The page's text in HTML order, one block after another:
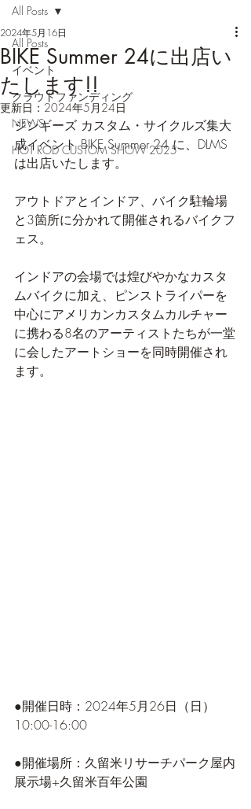
All Posts
イベント
クラウドファンディング
NEWS
HOT ROD CUSTOM SHOW 2025
All Posts
BIKE Summer 24に出店い
たします!!
2024年5月16日
更新日： 2024年5月24日
ジンギーズ カスタム・サイクルズ集大
成イベント BIKE Summer 24 に、DLMS
は出店いたします。
アウトドアとインドア、バイク駐輪場
と3箇所に分かれて開催されるバイクフ
ェス。
インドアの会場では煌びやかなカスタ
ムバイクに加え、ピンストライパーを
中心にアメリカンカスタムカルチャー
に携わる8名のアーティストたちが一堂
に会したアートショーを同時開催され
ます。
●開催日時：2024年5月26日（日）
10:00-16:00
●開催場所：久留米リサーチパーク屋内
展示場+久留米百年公園